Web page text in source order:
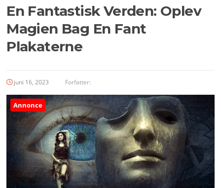
En Fantastisk Verden: Oplev
Magien Bag En Fant
Plakaterne
juni 16, 2023 Forfatter:
Annonce